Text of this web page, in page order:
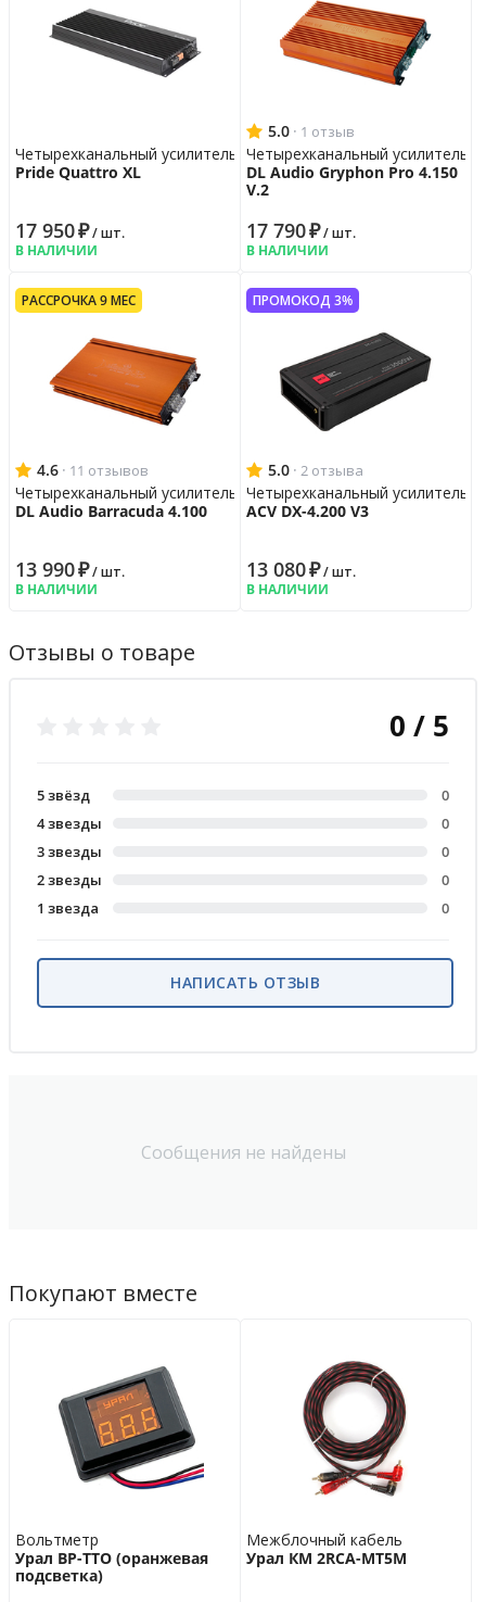
Четырехканальный усилитель
Pride Quattro XL
17 950₽/ шт.
В НАЛИЧИИ
5.0 · 1 отзыв
Четырехканальный усилитель
DL Audio Gryphon Pro 4.150
V.2
17 790₽/ шт.
В НАЛИЧИИ
РАССРОЧКА 9 МЕС
4.6 · 11 отзывов
Четырехканальный усилитель
DL Audio Barracuda 4.100
13 990₽/ шт.
В НАЛИЧИИ
ПРОМОКОД 3%
5.0 · 2 отзыва
Четырехканальный усилитель
ACV DX-4.200 V3
13 080₽/ шт.
В НАЛИЧИИ
Отзывы о товаре
Сообщения не найдены
0 / 5
5 звёзд
0
4 звезды
0
3 звезды
0
2 звезды
0
1 звезда
0
НАПИСАТЬ ОТЗЫВ
Покупают вместе
Вольтметр
Урал ВР-ТТО (оранжевая
подсветка)
Межблочный кабель
Урал КМ 2RCA-МТ5М